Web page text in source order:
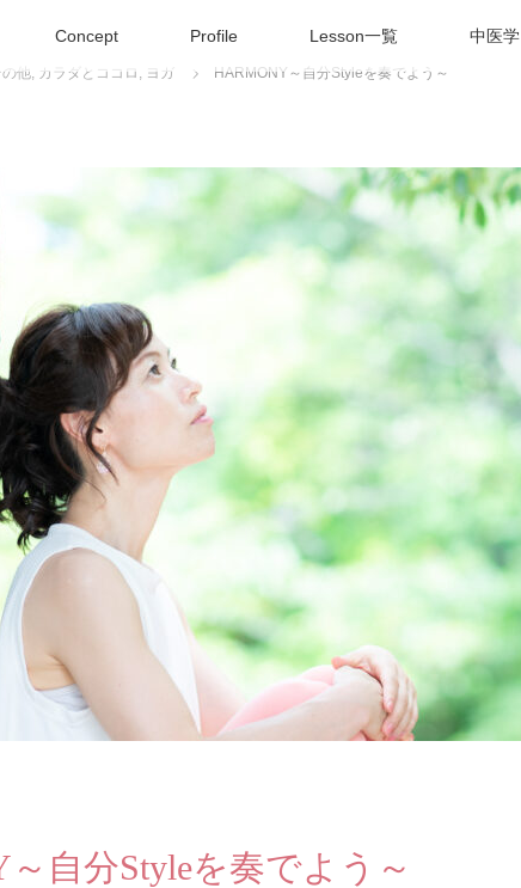
Concept Profile Lesson一覧 中医学
の他, カラダとココロ , ヨガ HARMONY～自分Styleを奏でよう～
自分Styleを奏でよう～